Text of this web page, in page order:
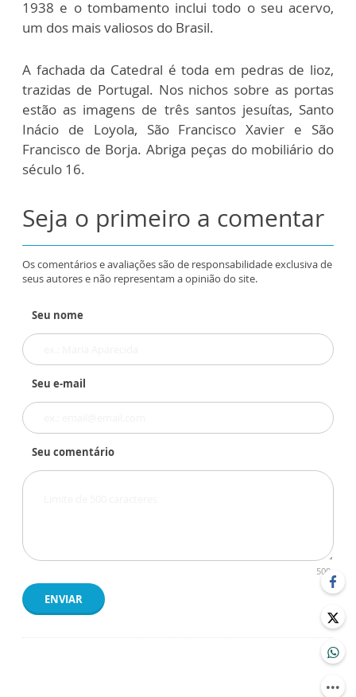
1938 e o tombamento inclui todo o seu acervo,
um dos mais valiosos do Brasil.
A fachada da Catedral é toda em pedras de lioz,
trazidas de Portugal. Nos nichos sobre as portas
estão as imagens de três santos jesuítas, Santo
Inácio de Loyola, São Francisco Xavier e São
Francisco de Borja. Abriga peças do mobiliário do
século 16.
Seja o primeiro a comentar
Os comentários e avaliações são de responsabilidade exclusiva de
seus autores e não representam a opinião do site.
Seu nome
Seu e-mail
Seu comentário
500
ENVIAR